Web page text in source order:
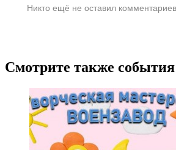
Никто ещё не оставил
Смотрите также события